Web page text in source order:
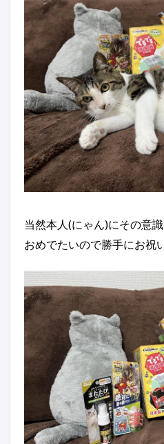
当然本人(にゃん)にその意識
おめでたいので勝手にお祝